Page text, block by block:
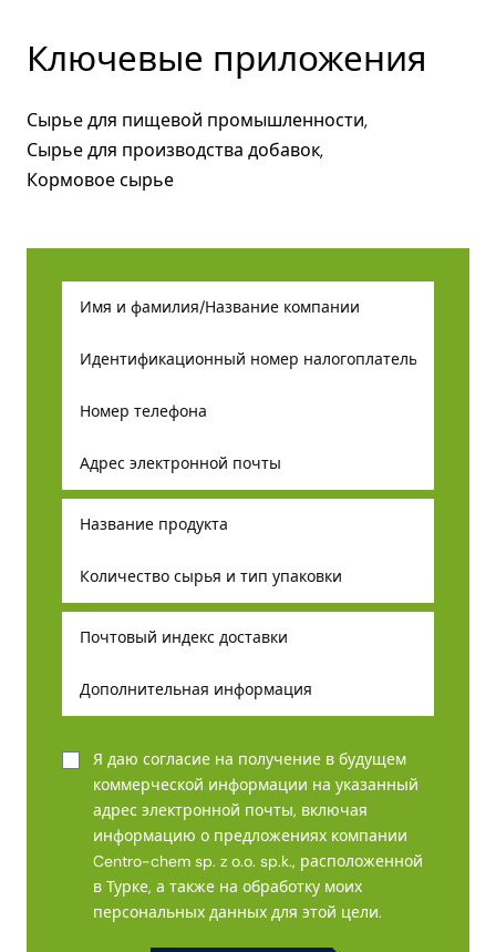
Ключевые приложения
Сырье для пищевой промышленности,
Сырье для производства добавок,
Кормовое сырье
Я даю согласие на получение в будущем
коммерческой информации на указанный
адрес электронной почты, включая
информацию о предложениях компании
Centro-chem sp. z o.o. sp.k., расположенной
в Турке, а также на обработку моих
персональных данных для этой цели.